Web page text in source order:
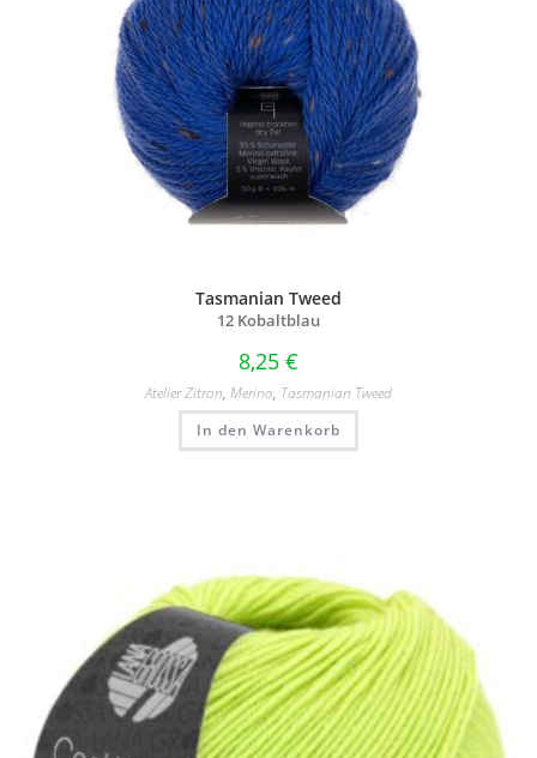
Tasmanian Tweed
12 Kobaltblau
8,25 €
Atelier Zitron, Merino, Tasmanian Tweed
In den Warenkorb